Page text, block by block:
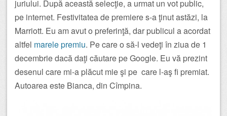
juriului. După această selecţie, a urmat un vot public,
pe internet. Festivitatea de premiere s-a ţinut astăzi, la
Marriott. Eu am avut o preferinţă, dar publicul a acordat
altfel marele premiu. Pe care o să-l vedeţi în ziua de 1
decembrie dacă daţi căutare pe Google. Eu vă prezint
desenul care mi-a plăcut mie şi pe care l-aş fi premiat.
Autoarea este Bianca, din Cîmpina.